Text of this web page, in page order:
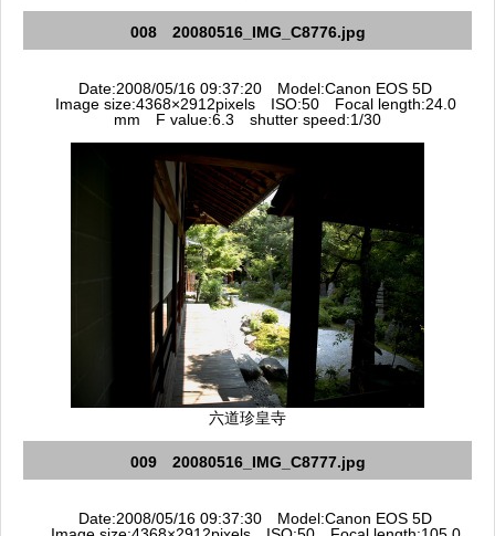
008 20080516_IMG_C8776.jpg
Date:2008/05/16 09:37:20 Model:Canon EOS 5D
Image size:4368×2912pixels ISO:50 Focal length:24.0
mm F value:6.3 shutter speed:1/30
六道珍皇寺
009 20080516_IMG_C8777.jpg
Date:2008/05/16 09:37:30 Model:Canon EOS 5D